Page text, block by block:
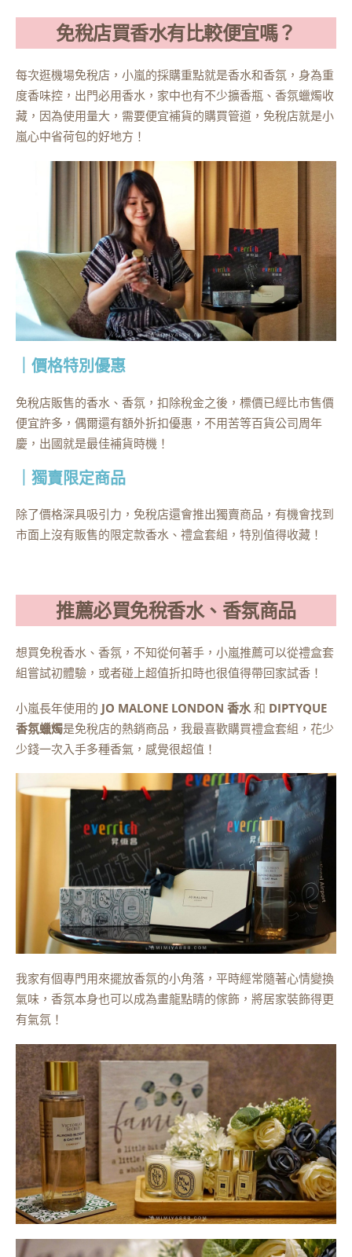
免稅店買香水有比較便宜嗎？
每次逛機場免稅店，小嵐的採購重點就是香水和香氛，身為重
度香味控，出門必用香水，家中也有不少擴香瓶、香氛蠟燭收
藏，因為使用量大，需要便宜補貨的購買管道，免稅店就是小
嵐心中省荷包的好地方！
｜價格特別優惠
免稅店販售的香水、香氛，扣除稅金之後，標價已經比市售價
便宜許多，偶爾還有額外折扣優惠，不用苦等百貨公司周年
慶，出國就是最佳補貨時機！
｜獨賣限定商品
除了價格深具吸引力，免稅店還會推出獨賣商品，有機會找到
市面上沒有販售的限定款香水、禮盒套組，特別值得收藏！
推薦必買免稅香水、香氛商品
想買免稅香水、香氛，不知從何著手，小嵐推薦可以從禮盒套
組嘗試初體驗，或者碰上超值折扣時也很值得帶回家試香！
小嵐長年使用的 JO MALONE LONDON 香水 和 DIPTYQUE
香氛蠟燭是免稅店的熱銷商品，我最喜歡購買禮盒套組，花少
少錢一次入手多種香氣，感覺很超值！
我家有個專門用來擺放香氛的小角落，平時經常隨著心情變換
氣味，香氛本身也可以成為畫龍點睛的傢飾，將居家裝飾得更
有氣氛！